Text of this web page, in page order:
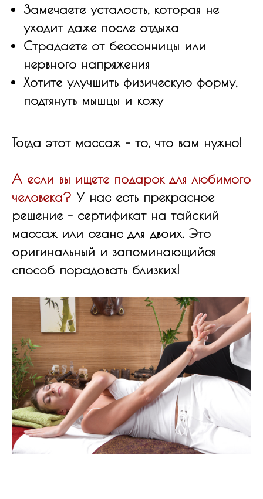
Замечаете усталость, которая не
уходит даже после отдыха
Страдаете от бессонницы или
нервного напряжения
Хотите улучшить физическую форму,
подтянуть мышцы и кожу
Тогда этот массаж – то, что вам нужно!
А если вы ищете подарок для любимого
человека? У нас есть прекрасное
решение – сертификат на тайский
массаж или сеанс для двоих. Это
оригинальный и запоминающийся
способ порадовать близких!